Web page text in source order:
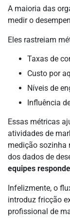
A maioria das
medir o
Eles rastreiam
Taxas de
Custo por
Níveis de
Influência
Essas métricas
atividades de
medição sozinha
dos dados de
equipes
Infelizmente, o
introduz fricção
profissional de